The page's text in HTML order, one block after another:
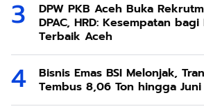
DPW PKB Aceh Buka
DPAC, HRD: Kesempatan
Terbaik Aceh
Bisnis Emas BSI Melonjak,
Tembus 8,06 Ton hingga